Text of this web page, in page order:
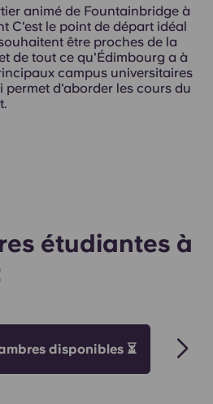
animé de Fountainbridge à
C'est le point de départ idéal
être proches de la
de tout ce qu'Édimbourg a à
campus universitaires
permet d'aborder les cours du
étudiantes à
disponibles ⏳ Suite